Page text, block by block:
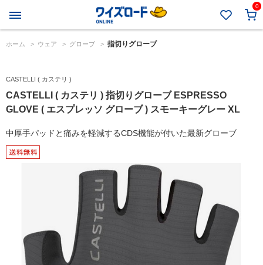
0
ホーム > ウェア > グローブ > 指切りグローブ
CASTELLI ( カステリ )
CASTELLI ( カステリ ) 指切りグローブ ESPRESSO
GLOVE ( エスプレッソ グローブ ) スモーキーグレー XL
中厚手パッドと痛みを軽減するCDS機能が付いた最新グローブ